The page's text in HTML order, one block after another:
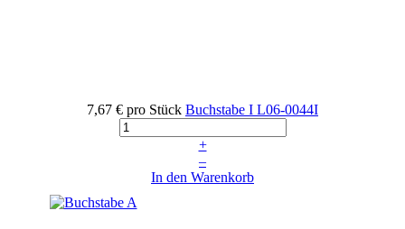
7,67 € pro Stück Buchstabe I L06-0044I
+
–
In den Warenkorb